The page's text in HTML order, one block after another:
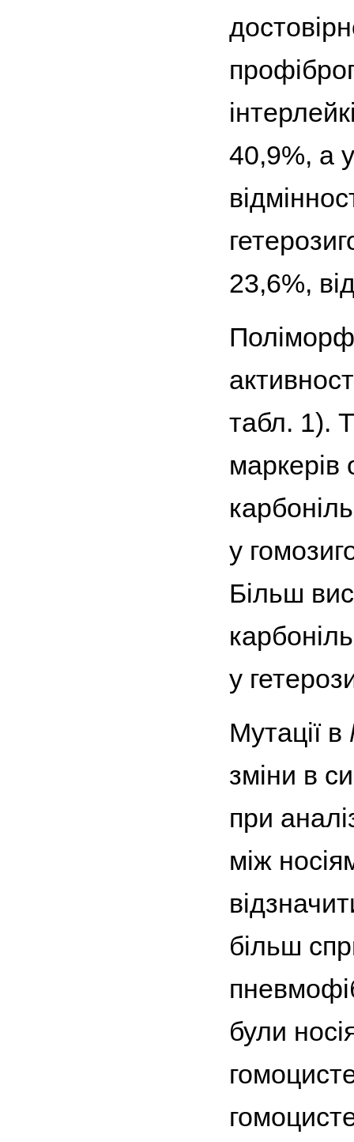
40,9%, а
23,6%,
табл. 1).
маркерів
у
Більш
у
Мутації в
зміни в
при
між
більш
були